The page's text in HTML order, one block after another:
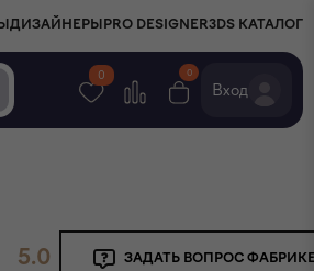
ДИЗАЙНЕРЫ PRO DESIGNER3DS КАТАЛОГ
0 0
Вход
5.0 ЗАДАТЬ ВОПРОС